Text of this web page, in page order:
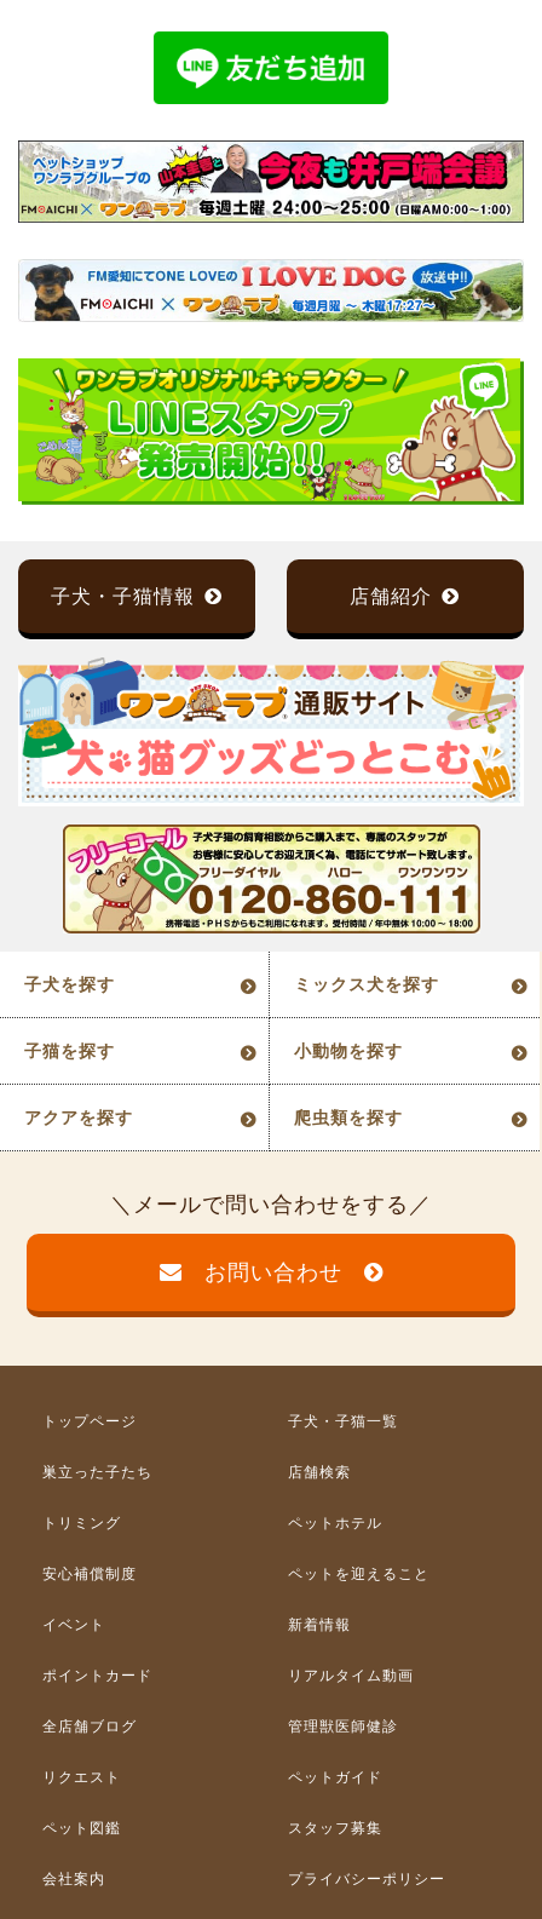
子犬・子猫情報 店舗紹介
子犬を探す ミックス犬を探す
子猫を探す 小動物を探す
アクアを探す 爬虫類を探す
メールで問い合わせをする
お問い合わせ
トップページ 子犬・子猫一覧
巣立った子たち 店舗検索
トリミング ペットホテル
安心補償制度 ペットを迎えること
イベント 新着情報
ポイントカード リアルタイム動画
全店舗ブログ 管理獣医師健診
リクエスト ペットガイド
ペット図鑑 スタッフ募集
会社案内 プライバシーポリシー